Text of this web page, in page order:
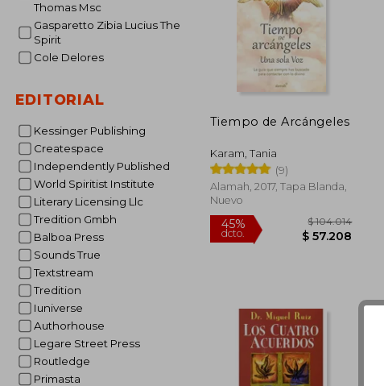
Thomas Msc
Gasparetto Zibia Lucius The
Spirit
Cole Delores
EDITORIAL
Kessinger Publishing
Createspace
Independently Published
World Spiritist Institute
Literary Licensing Llc
Tredition Gmbh
Balboa Press
Sounds True
Textstream
Tredition
Iuniverse
Authorhouse
Legare Street Press
Routledge
Primasta
45%
dcto.
Tiempo de Arcángeles
Karam, Tania
(9)
Alamah, 2017, Tapa Blanda,
Nuevo